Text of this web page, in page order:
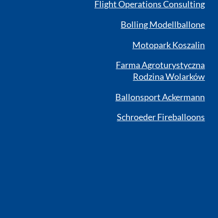
Flight Operations Consulting
Bolling Modellballone
Motopark Koszalin
Farma Agroturystyczna
Rodzina Wolarków
Ballonsport Ackermann
Schroeder Fireballoons